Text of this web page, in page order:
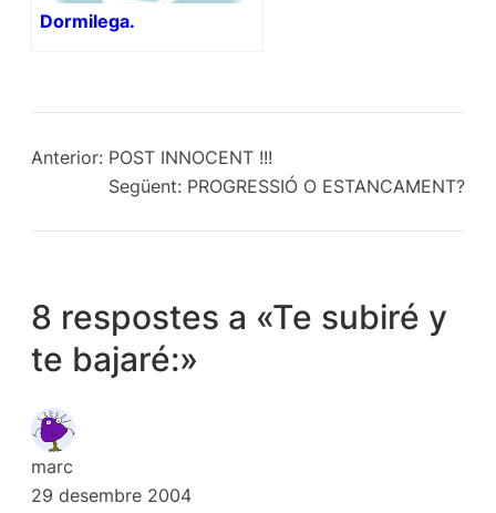
Dormilega.
Anterior: POST INNOCENT !!!
Següent: PROGRESSIÓ O ESTANCAMENT?
8 respostes a «Te subiré y
te bajaré:»
marc
29 desembre 2004